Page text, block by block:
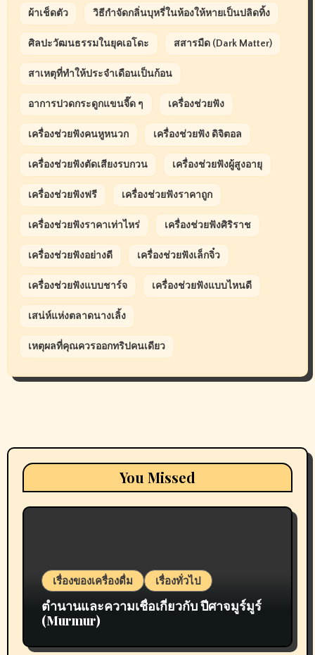
ผ้าเช็ดตัว วิธีกำจัดกลิ่นบุหรี่ในห้องให้หายเป็นปลิดทิ้ง
ศิลปะวัฒนธรรมในยุคเอโดะ สสารมืด (Dark Matter)
สาเหตุที่ทำให้ประจำเดือนเป็นก้อน
อาการปวดกระดูกแขนจี๊ด ๆ เครื่องช่วยฟัง
เครื่องช่วยฟังคนหูหนวก เครื่องช่วยฟัง ดิจิตอล
เครื่องช่วยฟังตัดเสียงรบกวน เครื่องช่วยฟังผู้สูงอายุ
เครื่องช่วยฟังฟรี เครื่องช่วยฟังราคาถูก
เครื่องช่วยฟังราคาเท่าไหร่ เครื่องช่วยฟังศิริราช
เครื่องช่วยฟังอย่างดี เครื่องช่วยฟังเล็กจิ๋ว
เครื่องช่วยฟังแบบชาร์จ เครื่องช่วยฟังแบบไหนดี
เสน่ห์แห่งตลาดนางเลิ้ง
เหตุผลที่คุณควรออกทริปคนเดียว
You Missed
เรื่องของเครื่องดื่ม เรื่องทั่วไป
ตำนานและความเชื่อเกี่ยวกับ ปีศาจมูร์มูร์
(Murmur)